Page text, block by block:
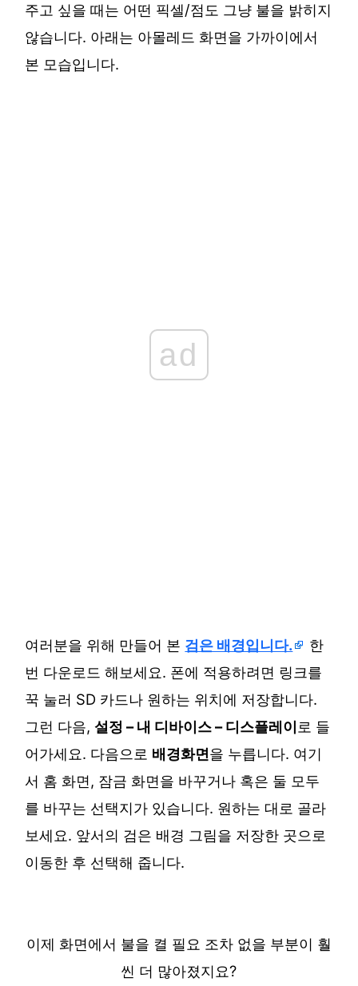
주고 싶을 때는 어떤 픽셀/점도 그냥 불을 밝히지
않습니다. 아래는 아몰레드 화면을 가까이에서
본 모습입니다.
ad
여러분을 위해 만들어 본 검은 배경입니다.
한
번 다운로드 해보세요. 폰에 적용하려면 링크를
꾹 눌러 SD 카드나 원하는 위치에 저장합니다.
그런 다음,설정 – 내 디바이스 – 디스플레이 로 들
어가세요. 다음으로 배경화면을 누릅니다. 여기
서 홈 화면, 잠금 화면을 바꾸거나 혹은 둘 모두
를 바꾸는 선택지가 있습니다. 원하는 대로 골라
보세요. 앞서의 검은 배경 그림을 저장한 곳으로
이동한 후 선택해 줍니다.
이제 화면에서 불을 켤 필요 조차 없을 부분이 훨
씬 더 많아졌지요?